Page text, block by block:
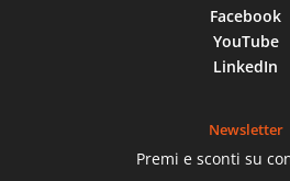
Facebook
YouTube
LinkedIn
Newsletter
Premi e sconti su